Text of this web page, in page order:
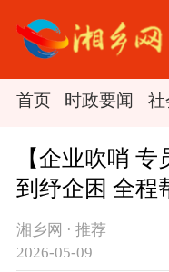
首页 时政要闻 社
【企业吹哨
到纾企困 全程
湘乡网 · 推荐
2026-05-09